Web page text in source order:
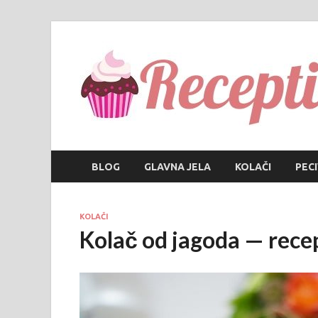
BLOG GLAVNA JELA KOLAČI
KOLAČI
Kolač od jagoda —